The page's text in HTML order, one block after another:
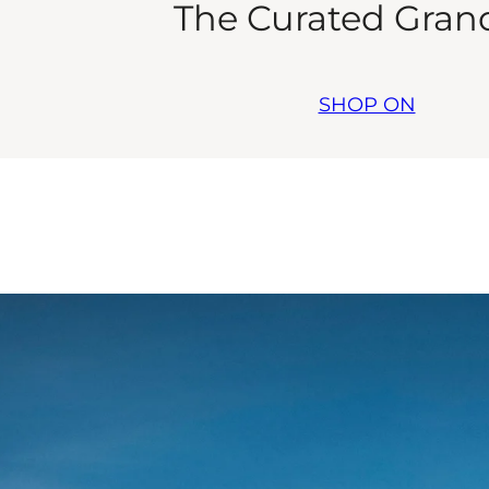
The Curated
SHOP ON